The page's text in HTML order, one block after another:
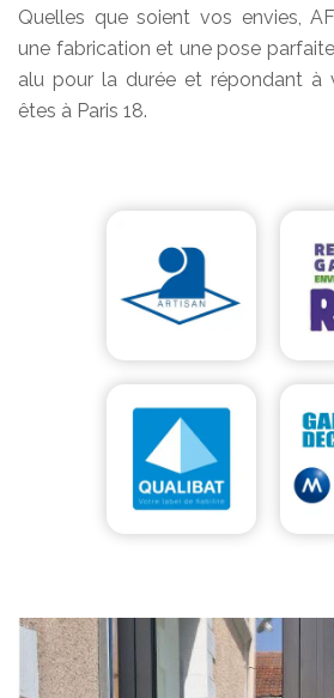
Quelles que soient vos envies,
une fabrication et une pose
alu pour la durée et répondant à
êtes à Paris 18.